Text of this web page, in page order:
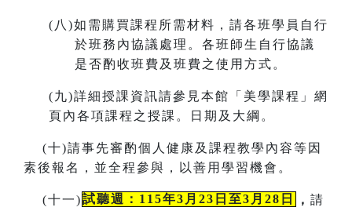
( 八)如需購買課程所需材料，請各班學員自行
於班務內協議處理。各班師生自行協議
是否酌收班費及班費之使用方式。
(九)詳細授課資訊請參見本館「美學課程」網
頁內各項課程之授課。
日期及大綱。
(十)請事先審酌個人健康及課程教學內容等因
素後報名，並全程參與，以善用學習機會。
(十一)試聽週：115年3月23日至3月28日 ， 請